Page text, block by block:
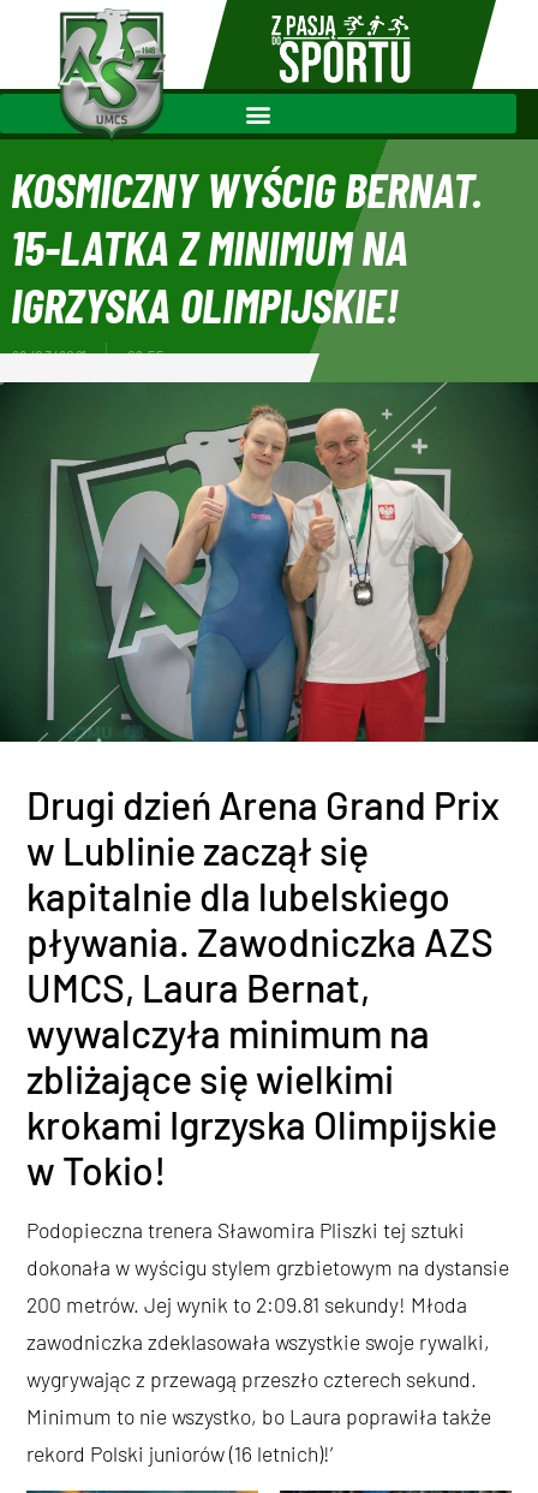
KOSMICZNY WYŚCIG BERNAT.
15-LATKA Z MINIMUM NA
IGRZYSKA OLIMPIJSKIE!
28/03/2021 09:55
Drugi dzień Arena Grand Prix
w Lublinie zaczął się
kapitalnie dla lubelskiego
pływania. Zawodniczka AZS
UMCS, Laura Bernat,
wywalczyła minimum na
zbliżające się wielkimi
krokami Igrzyska Olimpijskie
w Tokio!
Podopieczna trenera Sławomira Pliszki tej sztuki
dokonała w wyścigu stylem grzbietowym na dystansie
200 metrów. Jej wynik to 2:09.81 sekundy! Młoda
zawodniczka zdeklasowała wszystkie swoje rywalki,
wygrywając z przewagą przeszło czterech sekund.
Minimum to nie wszystko, bo Laura poprawiła także
rekord Polski juniorów (16 letnich)!’